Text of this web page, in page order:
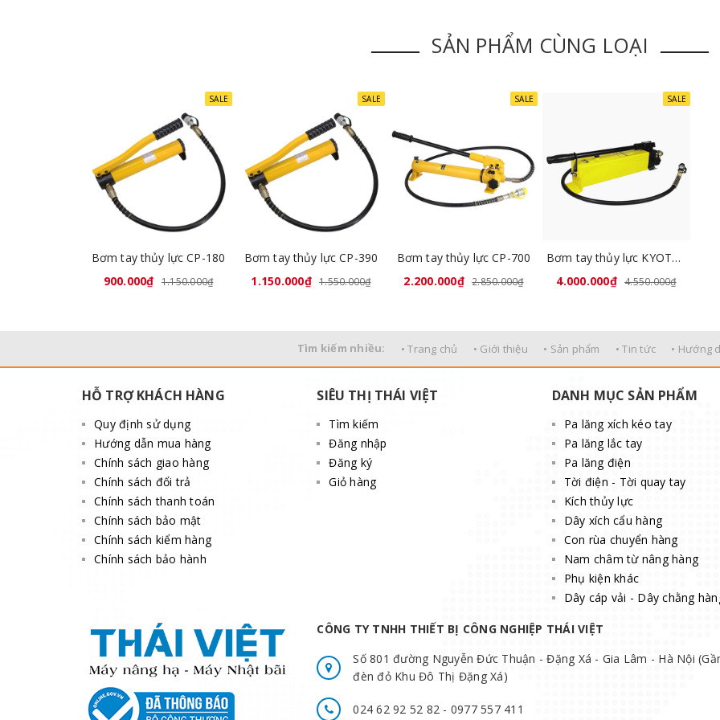
SẢN PHẨM CÙNG LOẠI
SALE
Bơm tay thủy lực CP-180
900.000₫ 1.150.000₫
SALE
Bơm tay thủy lực CP-390
1.150.000₫ 1.550.000₫
SALE
Bơm tay thủy lực CP-700
2.200.000₫ 2.850.000₫
SALE
Bơm tay thủy lực KYOTO CP-800
4.000.000₫ 4.550.000₫
Tìm kiếm nhiều: • Trang chủ • Giới thiệu • Sản phẩm • Tin tức • Hướng
HỖ TRỢ KHÁCH HÀNG
Quy định sử dụng
Hướng dẫn mua hàng
Chính sách giao hàng
Chính sách đổi trả
Chính sách thanh toán
Chính sách bảo mật
Chính sách kiểm hàng
Chính sách bảo hành
SIÊU THỊ THÁI VIỆT
Tìm kiếm
Đăng nhập
Đăng ký
Giỏ hàng
DANH MỤC SẢN PHẨM
Pa lăng xích kéo tay
Pa lăng lắc tay
Pa lăng điện
Tời điện - Tời quay tay
Kích thủy lực
Dây xích cẩu hàng
Con rùa chuyển hàng
Nam châm từ nâng hàng
Phụ kiện khác
Dây cáp vải - Dây chằng
CÔNG TY TNHH THIẾT BỊ CÔNG NGHIỆP THÁI VIỆT
Số 801 đường Nguyễn Đức Thuận - Đặng Xá - Gia Lâm - Hà Nội
đèn đỏ Khu Đô Thị Đặng Xá)
024 62 92 52 82 - 0977 557 411